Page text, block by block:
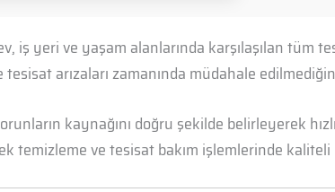
iş yeri ve yaşam alanlarında karşılaşılan
tesisat arızaları zamanında müdahale
kaynağını doğru şekilde belirleyerek
temizleme ve tesisat bakım işlemlerinde kaliteli